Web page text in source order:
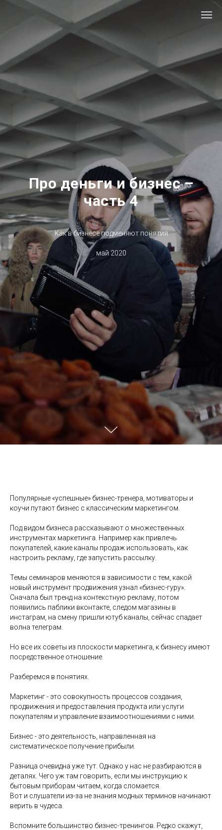
Про деньги и бизнес –
часть 4
Как в бизнесе подменяют понятия
май 2020
Популярные «успешные» бизнес-тренера, мотиваторы и
коучи путают бизнес с классическим маркетингом.
Под видом бизнеса рассказывают о множественных
инструментах маркетинга. Например как привлечь
покупателей, какие каналы продаж использовать, как
настроить рекламу, где запустить рассылку.
Темы семинаров меняются в зависимости с тем, какой
новый инструмент продвижения узнал «бизнес-гуру».
Сначала был тренд на контекстную рекламу, потом
появились паблики вконтакте, следом магазины в
инстаграм, на смену пришли ютуб каналы, сейчас спадает
волна телеграм.
Но все их советы из плоскости маркетинга, к бизнесу имеют
посредственное отношение.
Разберемся в понятиях.
Маркетинг - это совокупность процессов создания,
продвижения и предоставления продукта или услуги
покупателям и управление взаимоотношениями с ними.
Бизнес - это деятельность, направленная на
систематическое получение прибыли.
Разница очевидна уже тут. Однако у нас не разбираются в
деталях. Чего уж там говорить, если мы инструкцию к
бытовым приборам читаем, когда сломается.
Вот и слушатели из-за не знания модных терминов начинают
верить в чудеса.
Вспомните большинство бизнес-тренингов. Редко скажут,